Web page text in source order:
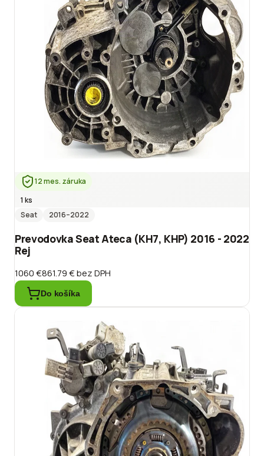
12 mes. záruka
1 ks
Seat
2016–2022
Prevodovka Seat Ateca (KH7, KHP) 2016 - 2022
Rej
1060 €861.79 €bez DPH
Do košíka